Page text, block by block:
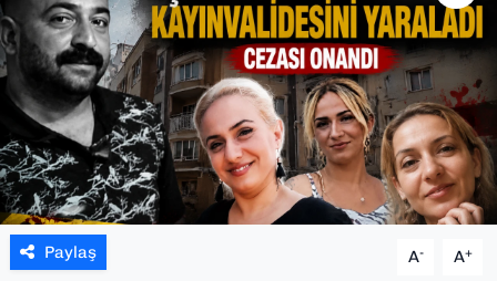
Paylaş A- A+
YAŞAM
YEREL YÖNETİMLER